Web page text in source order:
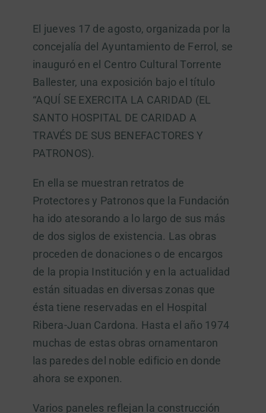
DONATIVOS
El jueves 17 de agosto, organizada por la
concejalía del Ayuntamiento de Ferrol, se
inauguró en el Centro Cultural Torrente
Ballester, una exposición bajo el título
“AQUÍ SE EXERCITA LA CARIDAD (EL
SANTO HOSPITAL DE CARIDAD A
TRAVÉS DE SUS BENEFACTORES Y
PATRONOS).
En ella se muestran retratos de
Protectores y Patronos que la Fundación
ha ido atesorando a lo largo de sus más
de dos siglos de existencia. Las obras
proceden de donaciones o de encargos
de la propia Institución y en la actualidad
están situadas en diversas zonas que
ésta tiene reservadas en el Hospital
Ribera-Juan Cardona. Hasta el año 1974
muchas de estas obras ornamentaron
las paredes del noble edificio en donde
ahora se exponen.
Varios paneles reflejan la construcción